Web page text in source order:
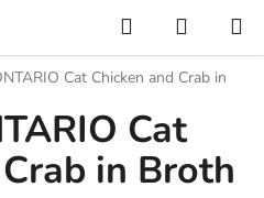
Hledat
KOŠÍK
Cat Chicken and Crab in
Cat
in Broth